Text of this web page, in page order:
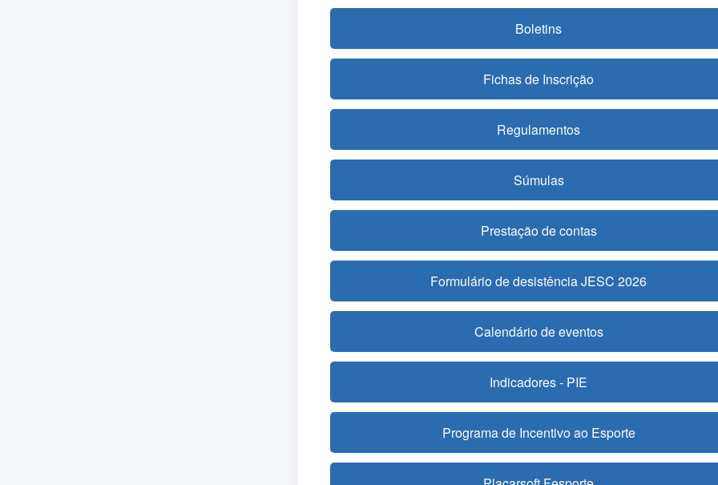
Boletins
Fichas de Inscrição
Regulamentos
Súmulas
Prestação de contas
Formulário de desistência JESC 2026
Calendário de eventos
Indicadores - PIE
Programa de Incentivo ao Esporte